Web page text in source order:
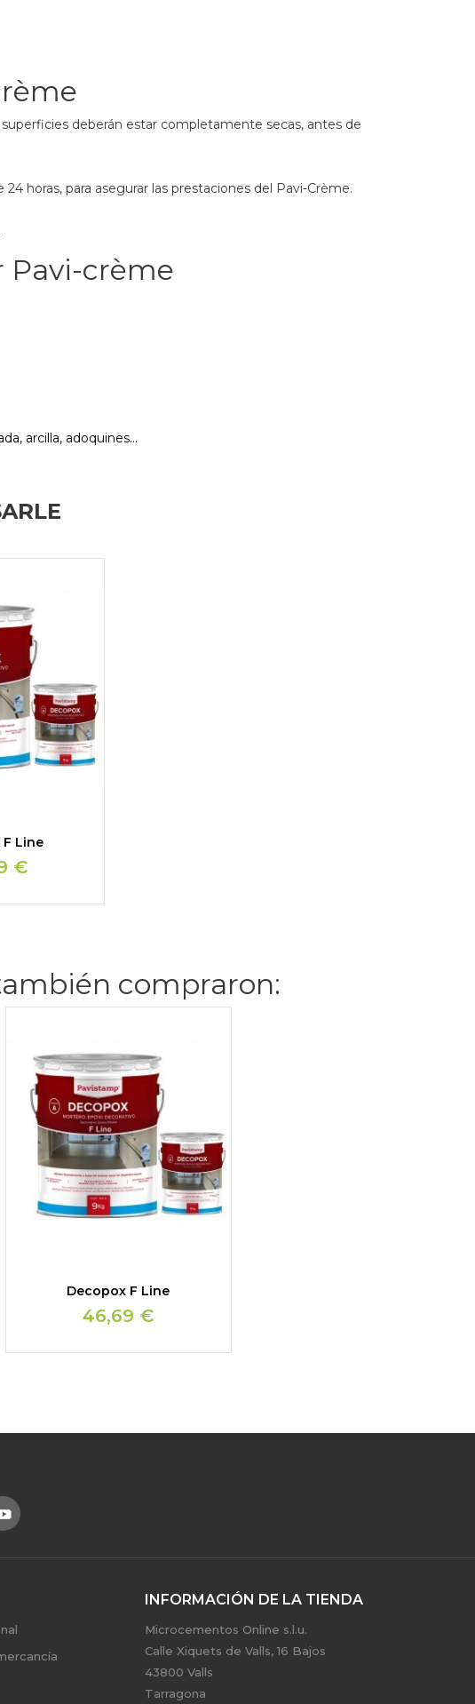
deberán estar completamente secas, antes de
horas, para asegurar las prestaciones del Pavi-Crème.
Pavi-crème
arcilla, adoquines...
Line
€
compraron:
Decopox F Line
46,69 €
INFORMACIÓN DE LA TIENDA
Microcementos Online s.l.u.
Calle Xiquets de Valls, 16 Bajos
43800 Valls
Tarragona